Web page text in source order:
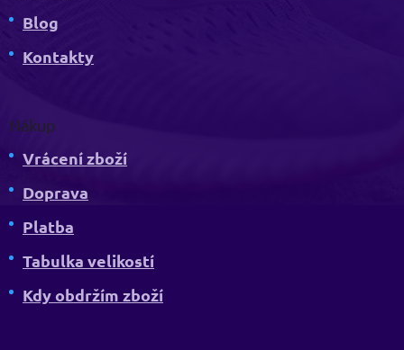
Blog
Kontakty
Nákup
Vrácení zboží
Doprava
Platba
Tabulka velikostí
Kdy obdržím zboží